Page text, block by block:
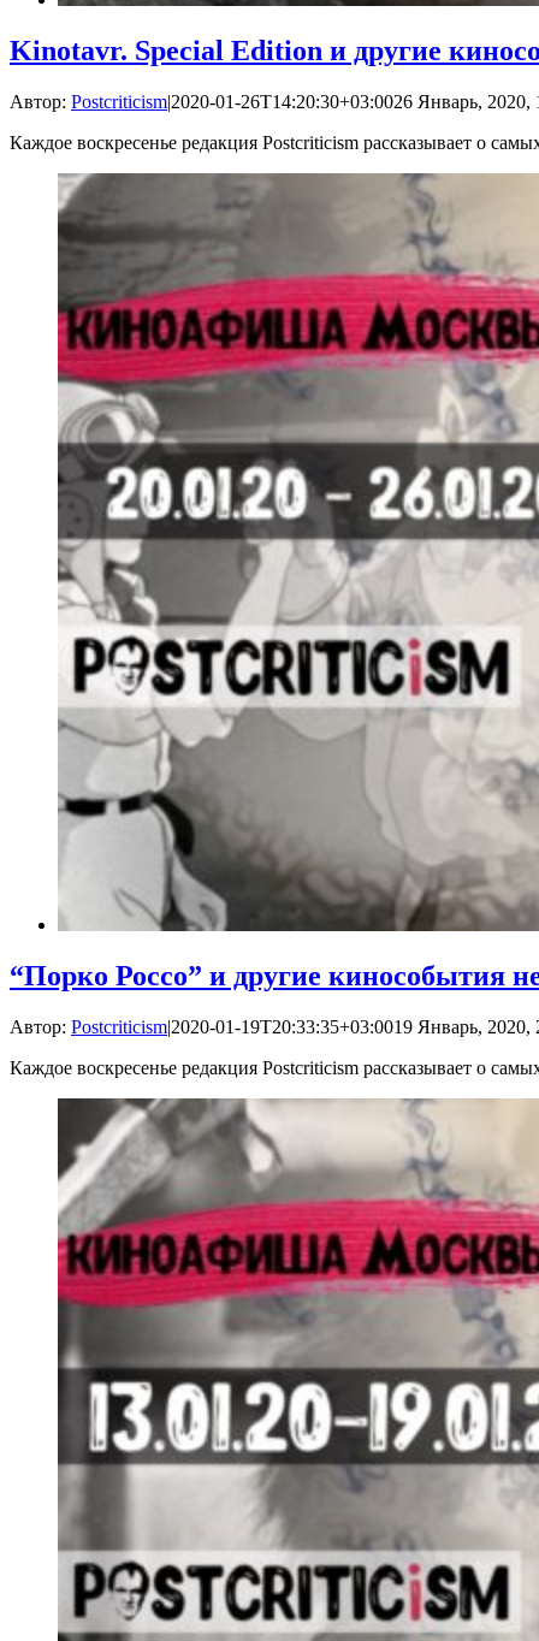
Kinotavr. Special Edition и другие
Автор: Postcriticism|2020-01-26T14:20:30+03:0026 Январь, 2020,
Каждое воскресенье редакция Postcriticism рассказывает о
“Порко Россо” и другие кинособытия
Автор: Postcriticism|2020-01-19T20:33:35+03:0019 Январь, 2020,
Каждое воскресенье редакция Postcriticism рассказывает о